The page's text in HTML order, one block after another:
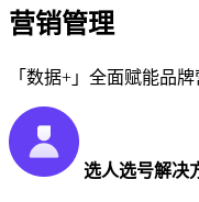
营销管理
「数据+」全面赋能品
选人选号解决